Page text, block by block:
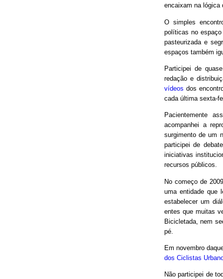
encaixam na lógica
O simples
políticas no
pasteurizada e
espaços também
Participei de
redação e
vídeos dos
cada última sexta-
Pacientemente
acompanhei a
surgimento de um
participei de
iniciativas
recursos públicos.
No começo de
uma entidade que
estabelecer um
entes que muitas
Bicicletada, nem
pé.
Em novembro
dos Ciclistas
Não participei de